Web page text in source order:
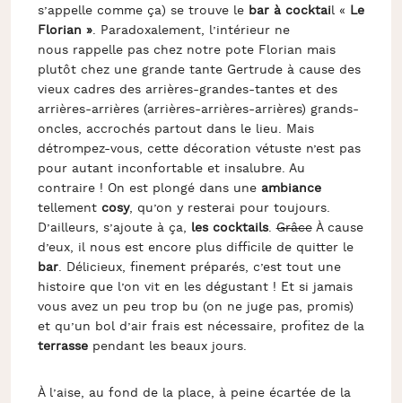
s’appelle comme ça) se trouve le bar à cocktail « Le
Florian ». Paradoxalement, l’intérieur ne
nous rappelle pas chez notre pote Florian mais
plutôt chez une grande tante Gertrude à cause des
vieux cadres des arrières-grandes-tantes et des
arrières-arrières (arrières-arrières-arrières) grands-
oncles, accrochés partout dans le lieu. Mais
détrompez-vous, cette décoration vétuste n’est pas
pour autant inconfortable et insalubre. Au
contraire ! On est plongé dans une ambiance
tellement cosy, qu’on y resterai pour toujours.
D’ailleurs, s’ajoute à ça, les cocktails.GrâceÀ cause
d’eux, il nous est encore plus difficile de quitter le
bar. Délicieux, finement préparés, c’est tout une
histoire que l’on vit en les dégustant ! Et si jamais
vous avez un peu trop bu (on ne juge pas, promis)
et qu’un bol d’air frais est nécessaire, profitez de la
terrassependant les beaux jours.
À l’aise, au fond de la place, à peine écartée de la